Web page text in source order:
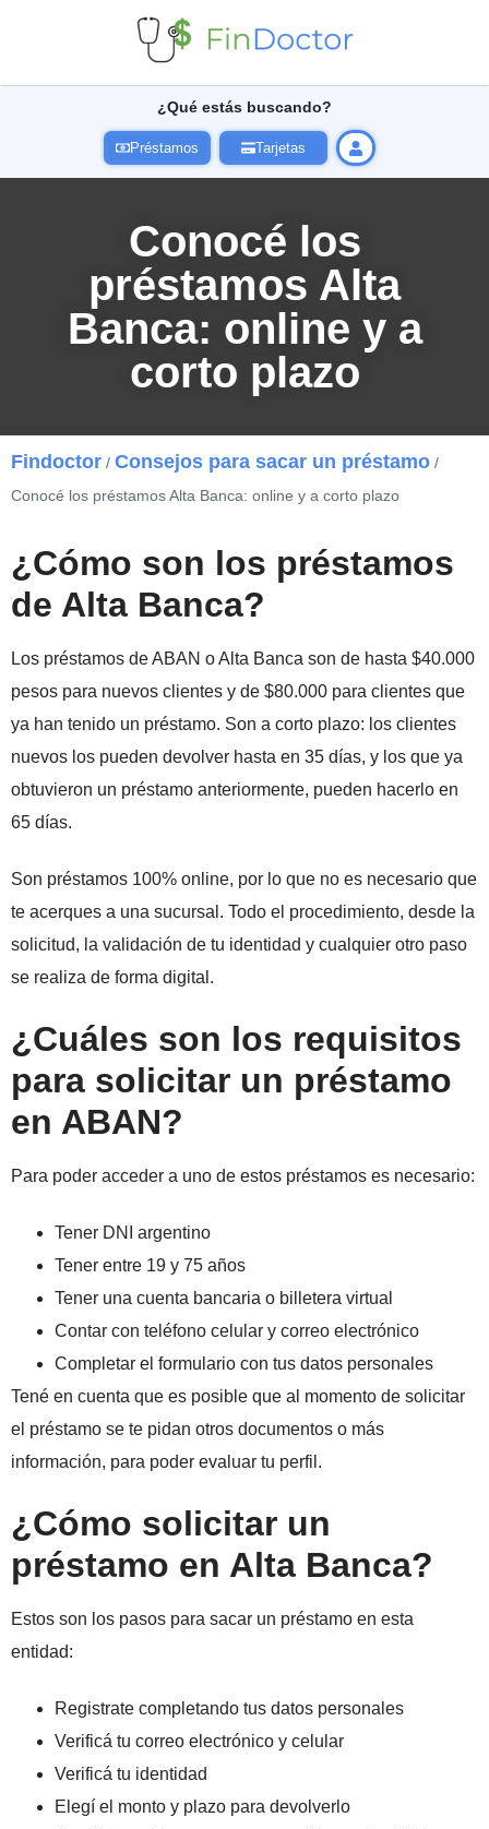
¿Qué estás buscando?
Préstamos Tarjetas
Conocé los
préstamos Alta
Banca: online y a
corto plazo
Findoctor / Consejos para sacar un préstamo /
Conocé los préstamos Alta Banca: online y a corto plazo
¿Cómo son los préstamos
de Alta Banca?
Los préstamos de ABAN o Alta Banca son de hasta $40.000
pesos para nuevos clientes y de $80.000 para clientes que
ya han tenido un préstamo. Son a corto plazo: los clientes
nuevos los pueden devolver hasta en 35 días, y los que ya
obtuvieron un préstamo anteriormente, pueden hacerlo en
65 días.
Son préstamos 100% online, por lo que no es necesario que
te acerques a una sucursal. Todo el procedimiento, desde la
solicitud, la validación de tu identidad y cualquier otro paso
se realiza de forma digital.
¿Cuáles son los requisitos
para solicitar un préstamo
en ABAN?
Para poder acceder a uno de estos préstamos es necesario:
Tener DNI argentino
Tener entre 19 y 75 años
Tener una cuenta bancaria o billetera virtual
Contar con teléfono celular y correo electrónico
Completar el formulario con tus datos personales
Tené en cuenta que es posible que al momento de solicitar
el préstamo se te pidan otros documentos o más
información, para poder evaluar tu perfil.
¿Cómo solicitar un
préstamo en Alta Banca?
Estos son los pasos para sacar un préstamo en esta
entidad:
Registrate completando tus datos personales
Verificá tu correo electrónico y celular
Verificá tu identidad
Elegí el monto y plazo para devolverlo